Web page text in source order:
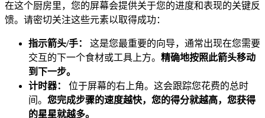
在这个厨房里，您的屏幕会提供关于您的进度和表现的关键反
馈。请密切关注这些元素以取得成功：
指示箭头/手：
这是您最重要的向导，通常出现在您需要
交互的下一个食材或工具上方。 精确地按照此箭头移动
到下一步。
计时器：
位于屏幕的右上角。这会跟踪您花费的总时
间。 您完成步骤的速度越快，您的得分就越高，您获得
的星星就越多。